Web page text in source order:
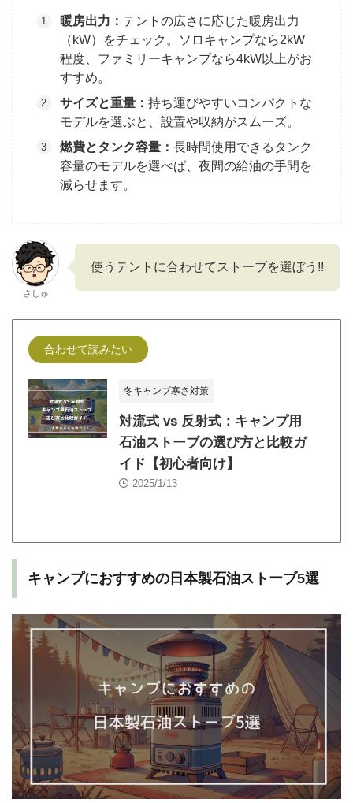
暖房出力： テントの広さに応じた暖房出力
（kW）をチェック。ソロキャンプなら2kW
程度、ファミリーキャンプなら4kW以上がお
すすめ。
サイズと重量： 持ち運びやすいコンパクトな
モデルを選ぶと、設置や収納がスムーズ。
燃費とタンク容量： 長時間使用できるタンク
容量のモデルを選べば、夜間の給油の手間を
減らせます。
さしゅ
使うテントに合わせてストーブを選ぼう!!
合わせて読みたい
冬キャンプ寒さ対策
対流式 vs 反射式：キャンプ用
石油ストーブの選び方と比較ガ
イド【初心者向け】
2025/1/13
キャンプにおすすめの日本製石油ストーブ5選